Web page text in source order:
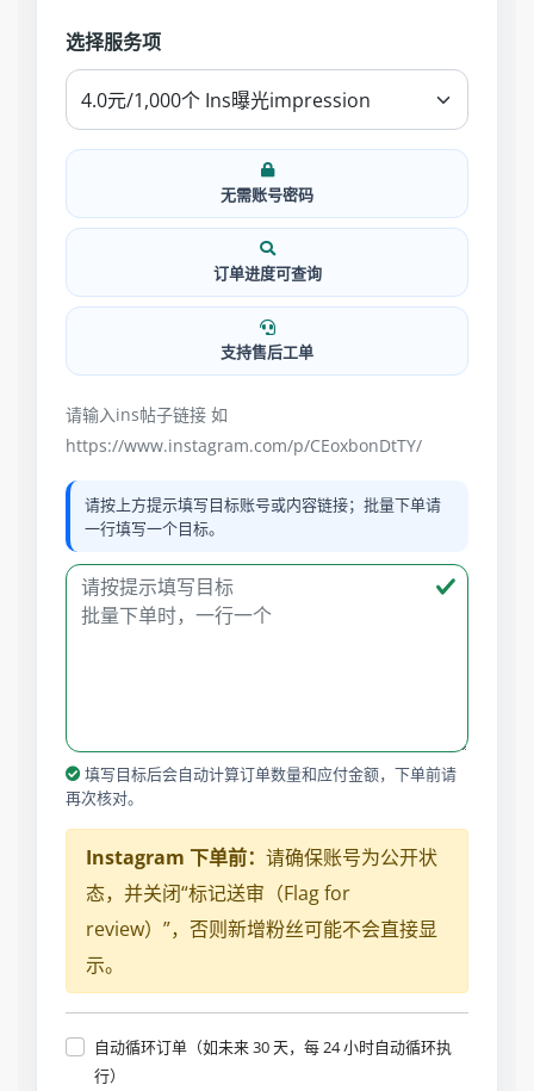
选择服务项
无需账号密码
订单进度可查询
支持售后工单
请输入ins帖子链接 如
https://www.instagram.com/p/CEoxbonDtTY/
请按上方提示填写目标账号或内容链接；批量下单请
一行填写一个目标。
填写目标后会自动计算订单数量和应付金额，下单前请
再次核对。
Instagram 下单前： 请确保账号为公开状
态，并关闭“标记送审（Flag for
review）”，否则新增粉丝可能不会直接显
示。
自动循环订单（如未来 30 天，每 24 小时自动循环执
行）